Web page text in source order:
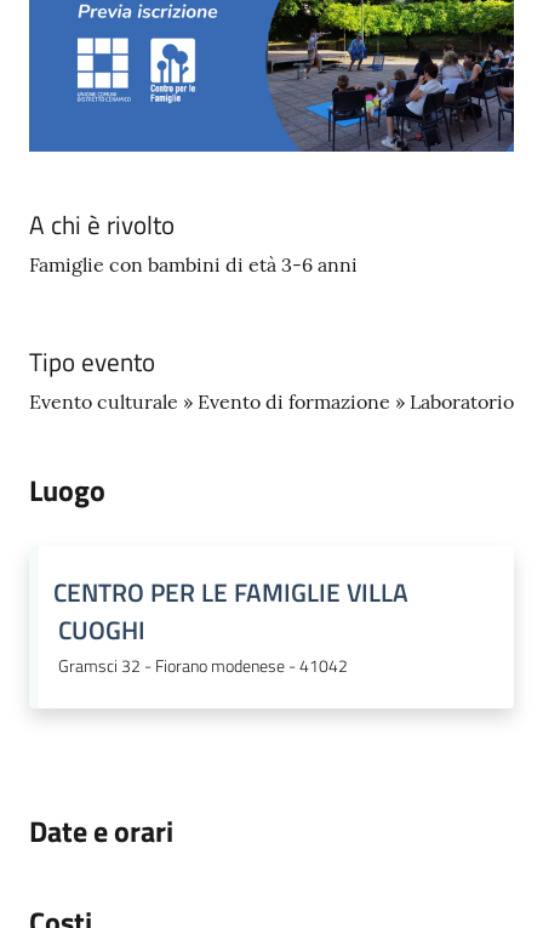
A chi è rivolto
Famiglie con bambini di età 3-6 anni
Tipo evento
Evento culturale » Evento di formazione » Laboratorio
Luogo
CENTRO PER LE FAMIGLIE VILLA
CUOGHI
Gramsci 32 - Fiorano modenese - 41042
Date e orari